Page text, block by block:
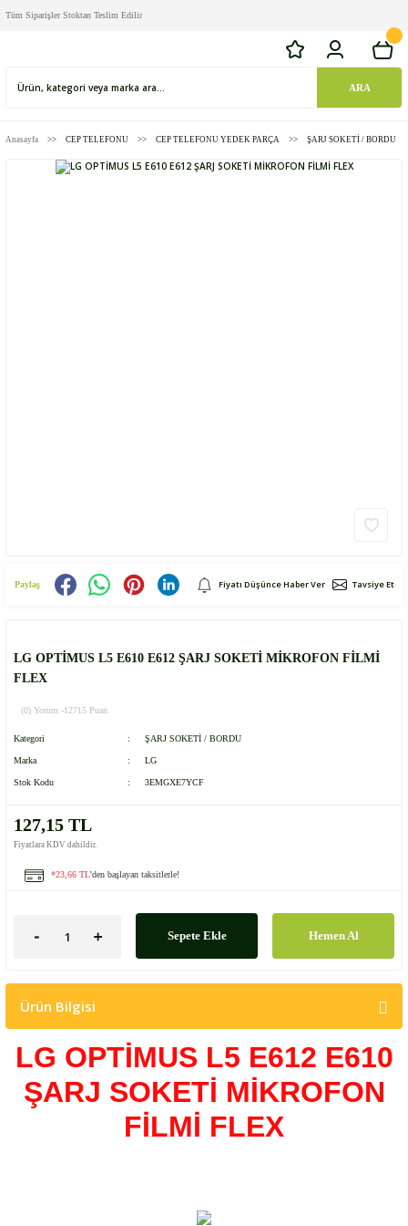
Tüm Siparişler Stoktan Teslim Edilir
ARA
Anasayfa CEP TELEFONU CEP TELEFONU YEDEK PARÇA ŞARJ SOKETİ / BORDU
Paylaş Fiyatı Düşünce Haber Ver Tavsiye Et
LG OPTİMUS L5 E610 E612 ŞARJ SOKETİ MİKROFON FİLMİ
FLEX
(0) Yorum -12715 Puan
Kategori ŞARJ SOKETİ / BORDU
Marka LG
Stok Kodu 3EMGXE7YCF
127,15 TL
Fiyatlara KDV dahildir.
*23,66 TL'den başlayan taksitlerle!
Sepete Ekle Hemen Al
Ürün Bilgisi
LG OPTİMUS L5 E612 E610
ŞARJ SOKETİ MİKROFON
FİLMİ FLEX